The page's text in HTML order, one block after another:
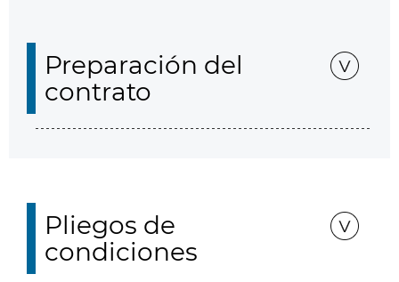
Preparación del
contrato
Pliegos de
condiciones